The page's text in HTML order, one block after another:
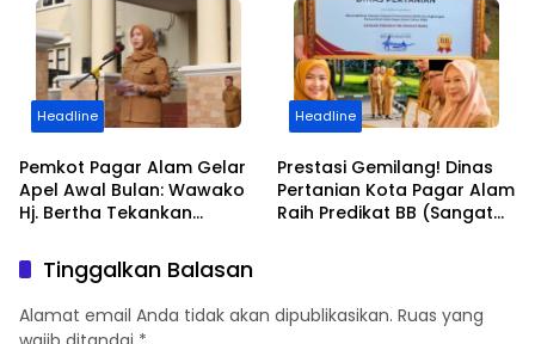
Tigaraksa
Perkampungan dan
Perumahan
Headline
Pemkot Pagar Alam Gelar
Apel Awal Bulan: Wawako
Hj. Bertha Tekankan
dan Apresiasi Purna Tugas
ASN
Headline
Prestasi Gemilang! Dinas
Pertanian Kota Pagar Alam
Raih Predikat BB (Sangat
Tinggalkan Balasan
Alamat email Anda tidak akan dipublikasikan. Ruas yang